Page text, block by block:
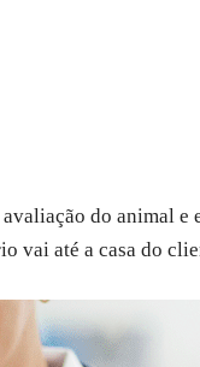
do animal e
vai até a casa do